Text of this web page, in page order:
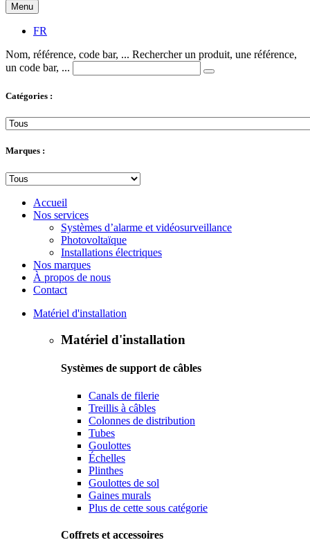
Menu
FR
Nom, référence, code bar, ... Rechercher un produit, une référence,
un code bar, ...
Catégories :
Marques :
Accueil
Nos services
Systèmes d’alarme et vidéosurveillance
Photovoltaïque
Installations électriques
Nos marques
À propos de nous
Contact
Matériel d'installation
Matériel d'installation
Systèmes de support de câbles
Canals de filerie
Treillis à câbles
Colonnes de distribution
Tubes
Goulottes
Échelles
Plinthes
Goulottes de sol
Gaines murals
Plus de cette sous catégorie
Coffrets et accessoires